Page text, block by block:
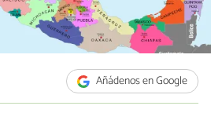
Añádenos en Google